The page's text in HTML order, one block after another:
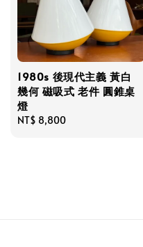
1980s 後現代主義 黃白
幾何 磁吸式 老件 圓錐桌
燈
Regular
NT$ 8,800